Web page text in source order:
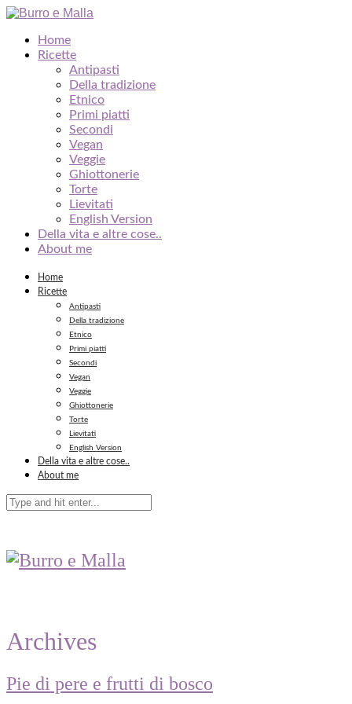
Home
Ricette
Antipasti
Della tradizione
Etnico
Primi piatti
Secondi
Vegan
Veggie
Ghiottonerie
Torte
Lievitati
English Version
Della vita e altre cose..
About me
Home
Ricette
Antipasti
Della tradizione
Etnico
Primi piatti
Secondi
Vegan
Veggie
Ghiottonerie
Torte
Lievitati
English Version
Della vita e altre cose..
About me
Archives
Pie di pere e frutti di bosco